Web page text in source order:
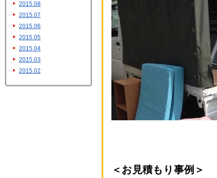
＜お見積もり事例＞
2015.08
2015.07
2015.06
2015.05
2015.04
2015.03
2015.02